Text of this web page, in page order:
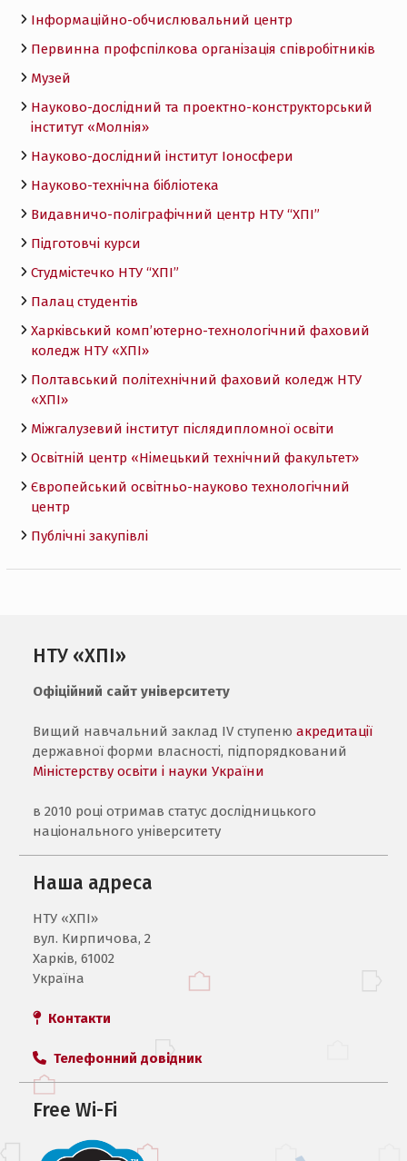
Інформаційно-обчислювальний центр
Первинна профспілкова організація співробітників
Музей
Науково-дослідний та проектно-конструкторський
інститут «Молнія»
Науково-дослідний інститут Іоносфери
Науково-технічна бібліотека
Видавничо-поліграфічний центр НТУ “ХПІ”
Підготовчі курси
Студмістечко НТУ “ХПІ”
Палац студентів
Харківський комп’ютерно-технологічний фаховий
коледж НТУ «ХПI»
Полтавський політехнічний фаховий коледж НТУ
«ХПI»
Міжгалузевий інститут післядипломної освіти
Освітній центр «Німецький технічний факультет»
Європейський освітньо-науково технологічний
центр
Публічні закупівлі
НТУ «ХПІ»
Офіційний сайт університету
Вищий навчальний заклад IV ступенюакредитації
державної форми власності, підпорядкований
Міністерству освіти і науки України
в 2010 році отримав статус дослідницького
національного університету
Наша адреса
НТУ «ХПI»
вул. Кирпичова, 2
Харків, 61002
Україна
Контакти
Телефонний довідник
Free Wi-Fi